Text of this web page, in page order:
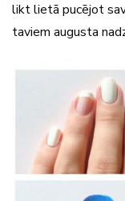
likt lietā pucējot
taviem augusta